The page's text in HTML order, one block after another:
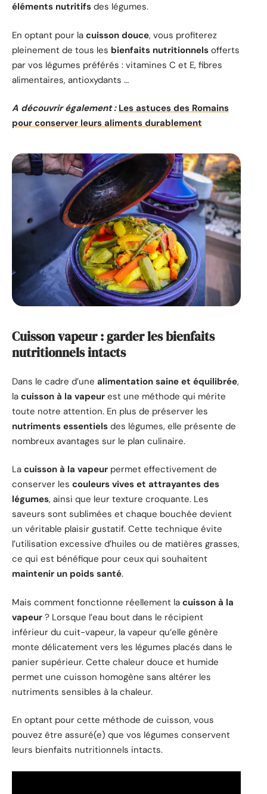
éléments nutritifs des légumes.
En optant pour la cuisson douce, vous profiterez
pleinement de tous les bienfaits nutritionnels offerts
par vos légumes préférés : vitamines C et E, fibres
alimentaires, antioxydants …
A découvrir également : Les astuces des Romains
pour conserver leurs aliments durablement
Cuisson vapeur : garder les bienfaits
nutritionnels intacts
Dans le cadre d’une alimentation saine et équilibrée,
la cuisson à la vapeur est une méthode qui mérite
toute notre attention. En plus de préserver les
nutriments essentiels des légumes, elle présente de
nombreux avantages sur le plan culinaire.
La cuisson à la vapeur permet effectivement de
conserver les couleurs vives et attrayantes des
légumes, ainsi que leur texture croquante. Les
saveurs sont sublimées et chaque bouchée devient
un véritable plaisir gustatif. Cette technique évite
l’utilisation excessive d’huiles ou de matières grasses,
ce qui est bénéfique pour ceux qui souhaitent
maintenir un poids santé.
Mais comment fonctionne réellement la cuisson à la
vapeur ? Lorsque l’eau bout dans le récipient
inférieur du cuit-vapeur, la vapeur qu’elle génère
monte délicatement vers les légumes placés dans le
panier supérieur. Cette chaleur douce et humide
permet une cuisson homogène sans altérer les
nutriments sensibles à la chaleur.
En optant pour cette méthode de cuisson, vous
pouvez être assuré(e) que vos légumes conservent
leurs bienfaits nutritionnels intacts.